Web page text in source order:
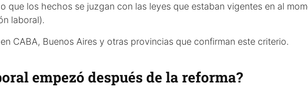
que los hechos se juzgan con las leyes que estaban vigentes en al
laboral).
CABA, Buenos Aires y otras provincias que confirman este criterio.
empezó después de la reforma?